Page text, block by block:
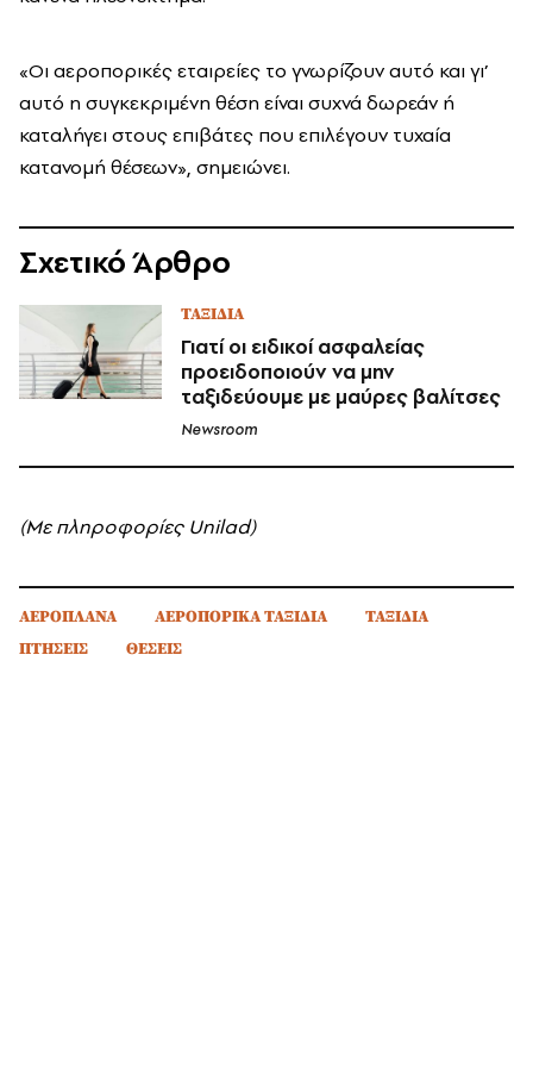
«Οι αεροπορικές εταιρείες το γνωρίζουν αυτό και γι’
αυτό η συγκεκριμένη θέση είναι συχνά δωρεάν ή
καταλήγει στους επιβάτες που επιλέγουν τυχαία
κατανομή θέσεων», σημειώνει.
Σχετικό Άρθρο
ΤΑΞΙΔΙΑ
Γιατί οι ειδικοί ασφαλείας
προειδοποιούν να μην
ταξιδεύουμε με μαύρες βαλίτσες
Newsroom
(Με πληροφορίες Unilad)
ΑΕΡΟΠΛΑΝΑ ΑΕΡΟΠΟΡΙΚΑ ΤΑΞΙΔΙΑ
ΤΑΞΙΔΙΑ
ΠΤΗΣΕΙΣ
ΘΕΣΕΙΣ